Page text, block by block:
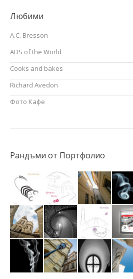
Любими
A.C. Bresson
ADS of the World
Cooks and bakes
Richard Avedon
Фото Кафе
Рандъми от Портфолио